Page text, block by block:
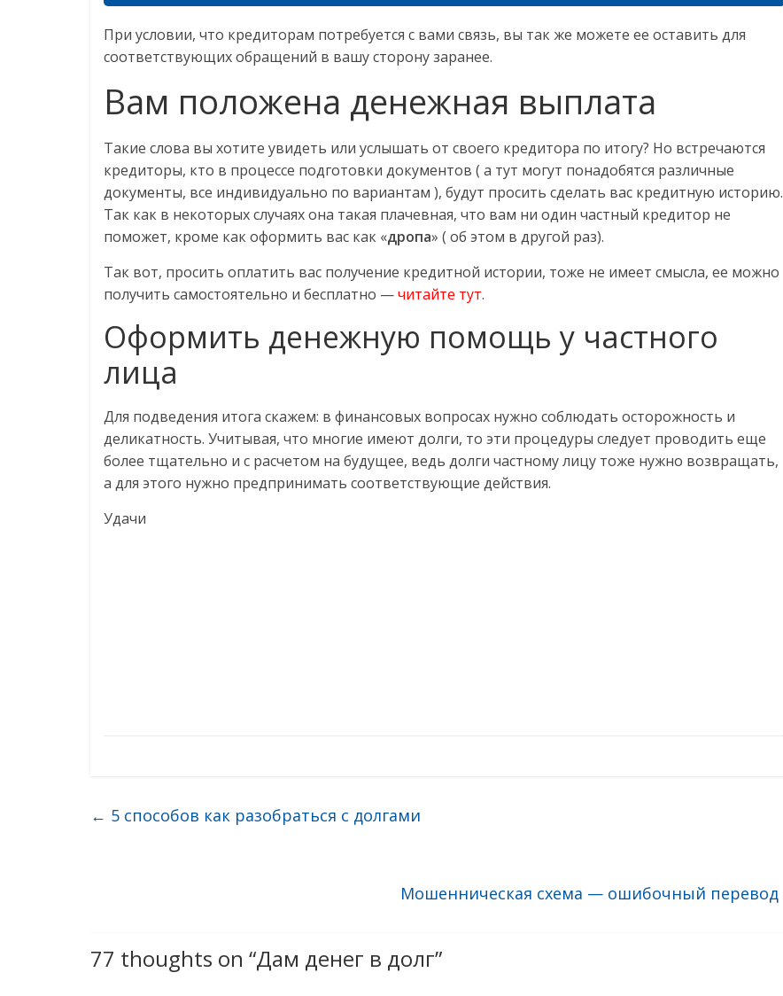
При условии, что кредиторам потребуется с вами связь, вы так же можете ее оставить для
соответствующих обращений в вашу сторону заранее.
Вам положена денежная выплата
Такие слова вы хотите увидеть или услышать от своего кредитора по итогу? Но встречаются
кредиторы, кто в процессе подготовки документов ( а тут могут понадобятся различные
документы, все индивидуально по вариантам ), будут просить сделать вас кредитную историю.
Так как в некоторых случаях она такая плачевная, что вам ни один частный кредитор не
поможет, кроме как оформить вас как «дропа» ( об этом в другой раз).
Так вот, просить оплатить вас получение кредитной истории, тоже не имеет смысла, ее можно
получить самостоятельно и бесплатно —читайте тут.
Оформить денежную помощь у частного
лица
Для подведения итога скажем: в финансовых вопросах нужно соблюдать осторожность и
деликатность. Учитывая, что многие имеют долги, то эти процедуры следует проводить еще
более тщательно и с расчетом на будущее, ведь долги частному лицу тоже нужно возвращать,
а для этого нужно предпринимать соответствующие действия.
Удачи
← 5 способов как разобраться с долгами
Мошенническая схема — ошибочный перевод
77 thoughts on “Дам денег в долг”